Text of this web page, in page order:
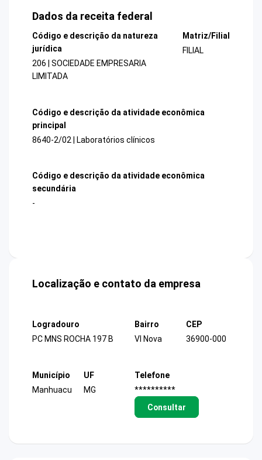
Dados da receita federal
Código e descrição da natureza
jurídica
206 | SOCIEDADE EMPRESARIA
LIMITADA
Matriz/Filial
FILIAL
Código e descrição da atividade econômica
principal
8640-2/02 | Laboratórios clínicos
Código e descrição da atividade econômica
secundária
-
Localização e contato da empresa
Logradouro
PC MNS ROCHA 197 B
Bairro
Vl Nova
CEP
36900-000
Município
Manhuacu
UF
MG
Telefone
**********
Consultar